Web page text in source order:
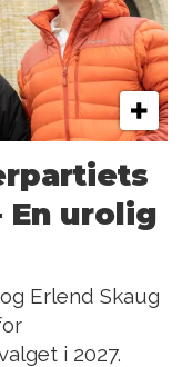
urolig
Erlend Skaug
i 2027.